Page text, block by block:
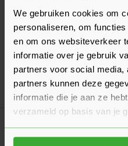
We gebruiken cookies om
personaliseren, om
en om ons websiteverkeer
informatie over je gebruik
partners voor social
partners kunnen deze
informatie die je aan ze
verzameld op basis van je
Deuren
Eenvoudig
Goed voorbereid aan